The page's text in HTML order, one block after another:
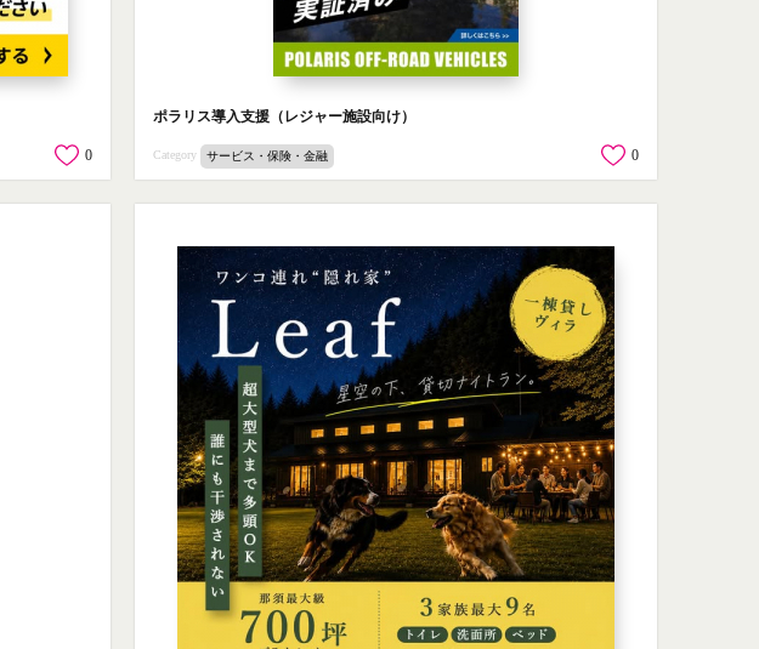
0
ポラリス導入支援（レジャー施設向け）
Category サービス・保険・金融 0